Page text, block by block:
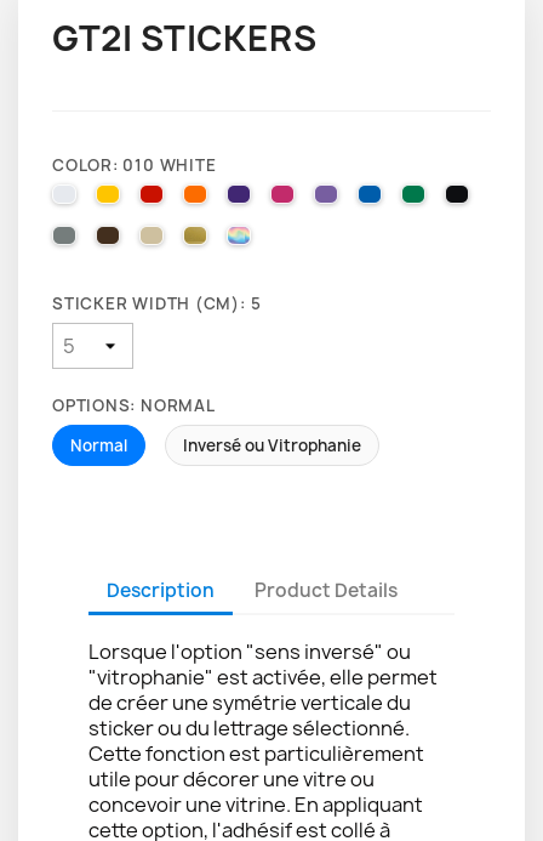
GT2I STICKERS
COLOR: 010 WHITE
010 WHITE025 BRIMSTONE YELLOW
031 RED035 PASTEL ORANGE
040 VIOLET
041 PINK043 LAVENDER
051 GENTIAN BLUE
061 GREEN
070
071 GREY080 BROWN
082 BEIGE
091 GOLD000 HOLOGRAPHIQUE
STICKER WIDTH (CM): 5
OPTIONS: NORMAL
Normal
Inversé ou Vitrophanie
Description Product Details
Lorsque l'option "sens inversé" ou
"vitrophanie" est activée, elle permet
de créer une symétrie verticale du
sticker ou du lettrage sélectionné.
Cette fonction est particulièrement
utile pour décorer une vitre ou
concevoir une vitrine. En appliquant
cette option, l'adhésif est collé à